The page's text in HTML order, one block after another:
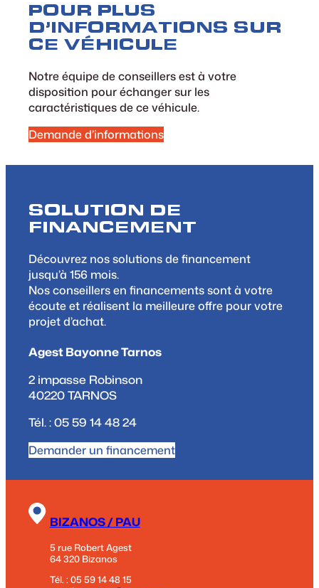
POUR PLUS
D’INFORMATIONS SUR
CE VÉHICULE
Notre équipe de conseillers est à votre
disposition pour échanger sur les
caractéristiques de ce véhicule.
Demande d’informations
SOLUTION DE
FINANCEMENT
Découvrez nos solutions de financement
jusqu’à 156 mois.
Nos conseillers en financements sont à votre
écoute et réalisent la meilleure offre pour votre
projet d’achat.
Agest Bayonne Tarnos
2 impasse Robinson
40220 TARNOS
Tél. : 05 59 14 48 24
Demander un financement
BIZANOS / PAU
5 rue Robert Agest
64 320 Bizanos
Tél. : 05 59 14 48 15